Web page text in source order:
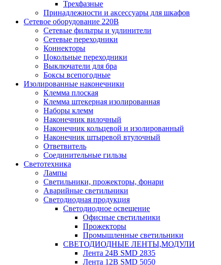
Трехфазные
Принадлежности и аксессуары для шкафов
Сетевое оборудование 220В
Сетевые фильтры и удлинители
Сетевые переходники
Коннекторы
Цокольные переходники
Выключатели для бра
Боксы всепогодные
Изолированные наконечники
Клемма плоская
Клемма штекерная изолированная
Наборы клемм
Наконечник вилочный
Наконечник кольцевой и изолированный
Наконечник штыревой втулочный
Ответвитель
Соединительные гильзы
Светотехника
Лампы
Светильники, прожекторы, фонари
Аварийные светильники
Светодиодная продукция
Светодиодное освещение
Офисные светильники
Прожекторы
Промышленные светильники
СВЕТОДИОДНЫЕ ЛЕНТЫ,МОДУЛИ
Лента 24В SMD 2835
Лента 12В SMD 5050